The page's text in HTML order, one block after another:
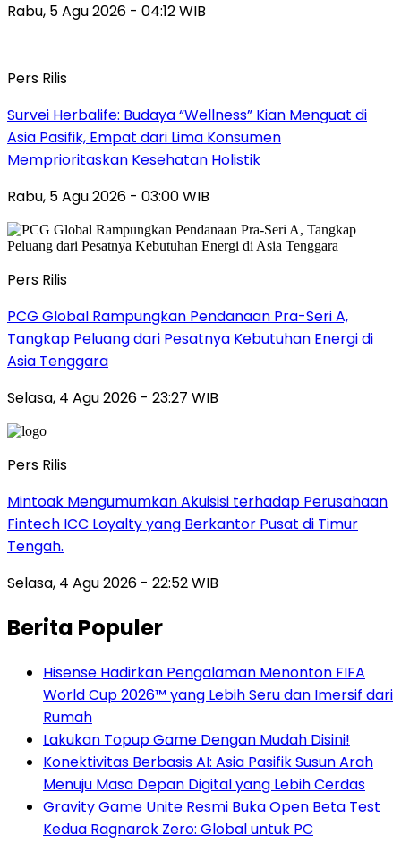
Rabu, 5 Agu 2026 - 04:12 WIB
Pers Rilis
Survei Herbalife: Budaya “Wellness” Kian Menguat di
Asia Pasifik, Empat dari Lima Konsumen
Memprioritaskan Kesehatan Holistik
Rabu, 5 Agu 2026 - 03:00 WIB
Pers Rilis
PCG Global Rampungkan Pendanaan Pra-Seri A,
Tangkap Peluang dari Pesatnya Kebutuhan Energi di
Asia Tenggara
Selasa, 4 Agu 2026 - 23:27 WIB
Pers Rilis
Mintoak Mengumumkan Akuisisi terhadap Perusahaan
Fintech ICC Loyalty yang Berkantor Pusat di Timur
Tengah.
Selasa, 4 Agu 2026 - 22:52 WIB
Berita Populer
Hisense Hadirkan Pengalaman Menonton FIFA
World Cup 2026™ yang Lebih Seru dan Imersif dari
Rumah
Lakukan Topup Game Dengan Mudah Disini!
Konektivitas Berbasis AI: Asia Pasifik Susun Arah
Menuju Masa Depan Digital yang Lebih Cerdas
Gravity Game Unite Resmi Buka Open Beta Test
Kedua Ragnarok Zero: Global untuk PC